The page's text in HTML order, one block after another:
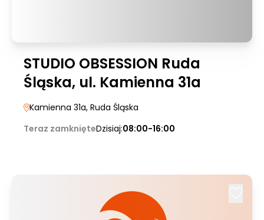
STUDIO OBSESSION Ruda
Śląska, ul. Kamienna 31a
Kamienna 31a, Ruda Śląska
Teraz zamknięteDzisiaj:08:00-16:00